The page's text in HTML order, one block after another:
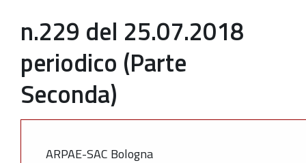
n.229 del 25.07.2018
periodico (Parte
Seconda)
ARPAE-SAC Bologna